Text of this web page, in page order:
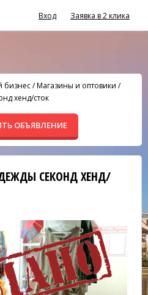
Вход Заявка в 2 клика
бизнес/Магазины и оптовики /
хенд/сток
ОБЪЯВЛЕНИЕ
СЕКОНД ХЕНД/